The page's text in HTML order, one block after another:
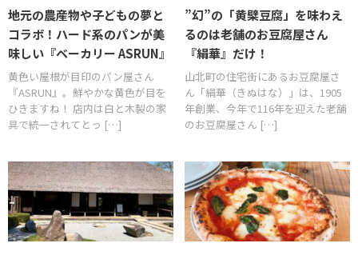
地元の農産物や子どもの夢と
コラボ！ハード系のパンが美
味しい『ベーカリー ASRUN』
黄色い屋根が目印のパン屋さん
『ASRUN』。鮮やかな黄色が目を
ひきますね！ 店内は白と木製の家
具で統一されてとっ […]
”幻”の「黄檗豆腐」を味わえ
るのは老舗のお豆腐屋さん
『絹華』だけ！
山北町の住宅街にあるお豆腐屋さ
ん「絹華（きぬはな）」は、1905
年創業、今年で116年を迎えた老舗
のお豆腐屋さん […]